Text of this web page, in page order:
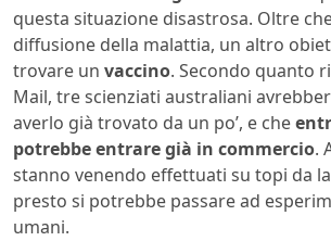
questa situazione disastrosa. Oltre
diffusione della malattia, un altro
trovare un vaccino. Secondo quanto
Mail, tre scienziati australiani
averlo già trovato da un po’, e che
potrebbe entrare già in commercio.
stanno venendo effettuati su topi da
presto si potrebbe passare ad
umani.